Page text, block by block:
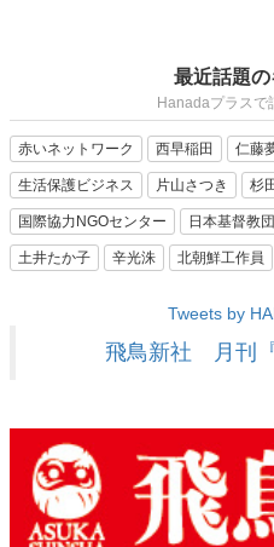
最近話題
Hanadaプラスで
赤いネットワーク 西早稲田 仁藤
生活保護ビジネス 片山さつき 杉
国際協力NGOセンター 日本基督教団
土井たか子 辛光洙 北朝鮮工作員
Tweets by
飛鳥新社 月刊